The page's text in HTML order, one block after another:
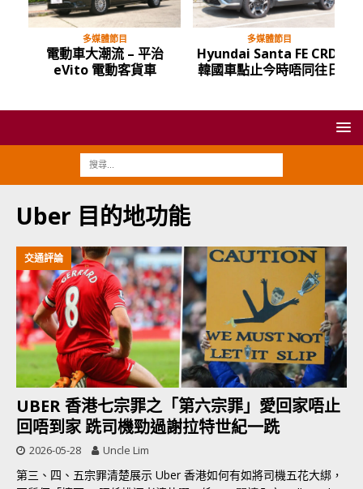
多媒體節目
電動車大潮流 – 平治
eVito 電動客貨車
多媒體節目
Hyundai Santa FE CRDi
韓國車點止今時唔同往日
Uber 目的地功能
交通評論
UBER 香港七宗罪之「第六宗罪」愛回家唔止
回唔到家 跣司機勁過謝拉特世紀一跣
2026-05-28 Uncle Lim
第三、四、五宗罪清楚展示 Uber 香港如何有如將司機五花大綁，